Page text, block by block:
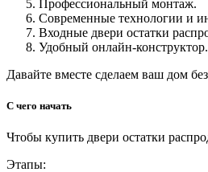
Профессиональный монтаж.
Современные технологии и
Входные двери остатки
Удобный онлайн-конструктор.
Давайте вместе сделаем ваш дом
С чего начать
Чтобы купить двери остатки
Этапы: